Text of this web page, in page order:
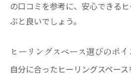
の口コミを参考に、安心できる
ぶと良いでしょう。
ヒーリングスペース選びのポ
自分に合ったヒーリングスペー